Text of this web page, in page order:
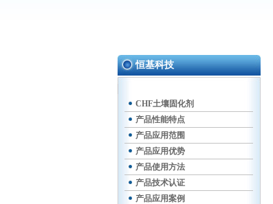
恒基科技
CHF土壤固化剂
产品性能特点
产品应用范围
产品应用优势
产品使用方法
产品技术认证
产品应用案例